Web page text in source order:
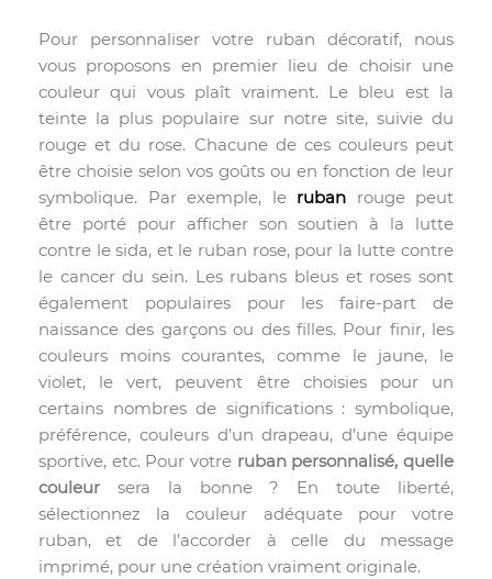
Pour personnaliser votre ruban décoratif, nous
vous proposons en premier lieu de choisir une
couleur qui vous plaît vraiment. Le bleu est la
teinte la plus populaire sur notre site, suivie du
rouge et du rose. Chacune de ces couleurs peut
être choisie selon vos goûts ou en fonction de leur
symbolique. Par exemple, le ruban rouge peut
être porté pour afficher son soutien à la lutte
contre le sida, et le ruban rose, pour la lutte contre
le cancer du sein. Les rubans bleus et roses sont
également populaires pour les faire-part de
naissance des garçons ou des filles. Pour finir, les
couleurs moins courantes, comme le jaune, le
violet, le vert, peuvent être choisies pour un
certains nombres de significations : symbolique,
préférence, couleurs d’un drapeau, d’une équipe
sportive, etc. Pour votre ruban personnalisé, quelle
couleur sera la bonne ? En toute liberté,
sélectionnez la couleur adéquate pour votre
ruban, et de l’accorder à celle du message
imprimé, pour une création vraiment originale.